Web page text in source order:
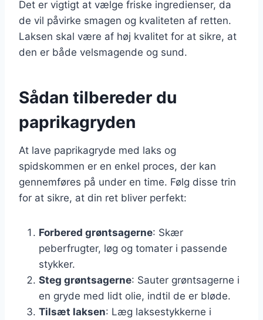
Det er vigtigt at vælge friske ingredienser, da
de vil påvirke smagen og kvaliteten af retten.
Laksen skal være af høj kvalitet for at sikre, at
den er både velsmagende og sund.
Sådan tilbereder du
paprikagryden
At lave paprikagryde med laks og
spidskommen er en enkel proces, der kan
gennemføres på under en time. Følg disse trin
for at sikre, at din ret bliver perfekt:
Forbered grøntsagerne: Skær
peberfrugter, løg og tomater i passende
stykker.
Steg grøntsagerne: Sauter grøntsagerne i
en gryde med lidt olie, indtil de er bløde.
Tilsæt laksen: Læg laksestykkerne i